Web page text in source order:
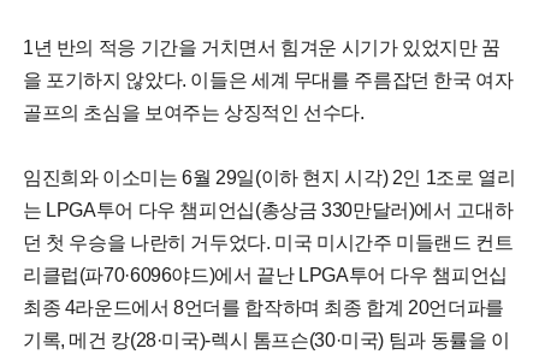
1년 반의 적응 기간을 거치면서 힘겨운 시기가 있었지만 꿈
을 포기하지 않았다. 이들은 세계 무대를 주름잡던 한국 여자
골프의 초심을 보여주는 상징적인 선수다.
임진희와 이소미는 6월 29일(이하 현지 시각) 2인 1조로 열리
는 LPGA투어 다우 챔피언십(총상금 330만달러)에서 고대하
던 첫 우승을 나란히 거두었다. 미국 미시간주 미들랜드 컨트
리클럽(파70·6096야드)에서 끝난 LPGA투어 다우 챔피언십
최종 4라운드에서 8언더를 합작하며 최종 합계 20언더파를
기록, 메건 캉(28·미국)-렉시 톰프슨(30·미국) 팀과 동률을 이